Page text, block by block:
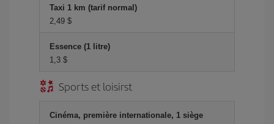
Taxi 1 km (tarif normal)
2,49 $
Essence (1 litre)
1,3 $
Sports et loisirst
Cinéma, première internationale, 1 siège